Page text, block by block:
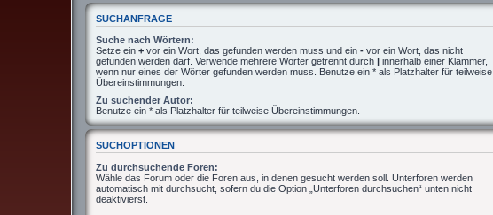
SUCHANFRAGE
Suche nach Wörtern:
Setze ein + vor ein Wort, das gefunden werden muss und ein - vor ein Wort, das nicht
gefunden werden darf. Verwende mehrere Wörter getrennt durch | innerhalb einer Klammer,
wenn nur eines der Wörter gefunden werden muss. Benutze ein * als Platzhalter für teilweise
Übereinstimmungen.
Zu suchender Autor:
Benutze ein * als Platzhalter für teilweise Übereinstimmungen.
SUCHOPTIONEN
Zu durchsuchende Foren:
Wähle das Forum oder die Foren aus, in denen gesucht werden soll. Unterforen werden
automatisch mit durchsucht, sofern du die Option „Unterforen durchsuchen“ unten nicht
deaktivierst.